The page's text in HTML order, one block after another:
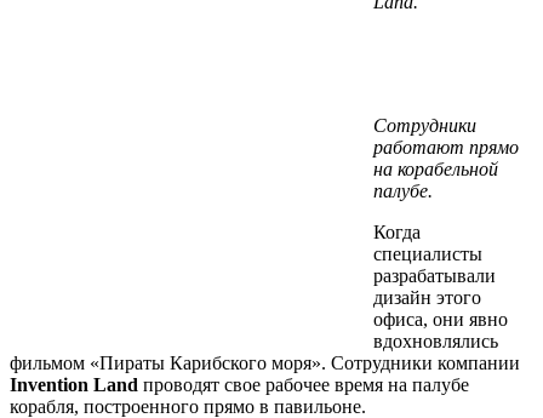
Сотрудники
работают прямо
на корабельной
палубе.
Когда
специалисты
разрабатывали
дизайн этого
офиса, они явно
вдохновлялись
фильмом «Пираты Карибского моря». Сотрудники компании
Invention Land проводят свое рабочее время на палубе
корабля, построенного прямо в павильоне.